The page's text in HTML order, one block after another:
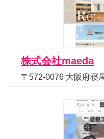
株式会社maeda
〒572-0076 大阪府寝